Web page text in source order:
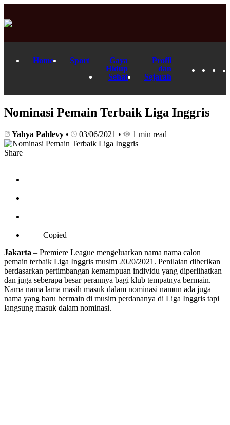
Home Sport
Gaya
Hidup
Sehat
Profil
dan
Sejarah
Nominasi Pemain Terbaik Liga Inggris
Yahya Pahlevy • 03/06/2021 • 1 min read
Share
Copied
Jakarta – Premiere League mengeluarkan nama nama calon
pemain terbaik Liga Inggris musim 2020/2021. Penilaian diberikan
berdasarkan pertimbangan kemampuan individu yang diperlihatkan
dan juga seberapa besar perannya bagi klub tempatnya bermain.
Nama nama lama masih masuk dalam nominasi namun ada juga
nama yang baru bermain di musim perdananya di Liga Inggris tapi
langsung masuk dalam nominasi.